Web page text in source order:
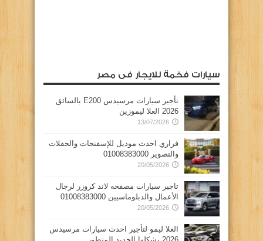
سيارات فخمة للايجار فى مصر
تأجير سيارات مرسيدس E200 بالسائق
2026 العلا ليموزين
13/07/2026
فراري احدث موديل للإسفنجات والحفلات
والتصوير 01008383000
20/05/2026
تاجير سيارات مصفحه لاند كروزر لرجال
الأعمال والدبلوماسيين 01008383000
20/05/2026
العلا ليمو لتأجير احدث سيارات مرسيدس